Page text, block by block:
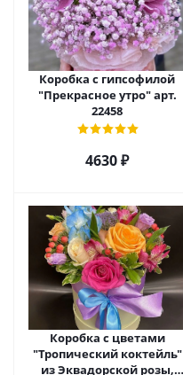
Коробка с гипсофилой
"Прекрасное утро" арт.
22458
4630 ₽
Коробка с цветами
"Тропический коктейль"
из Эквадорской розы,